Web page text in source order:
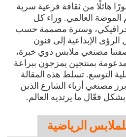
هائلًا من ثقافة فرعية سرية
العالمي. وراء كل
وسترة مصممة حسب
الإبداعية إلى فنون
مصنعي ملابس ذوي خبرة،
بمنتجين يمزجون ببراعة
التوسع. تسلط هذه المقالة
مصنعي أزياء الشارع الذين
فعّال ما يرتديه العالم.